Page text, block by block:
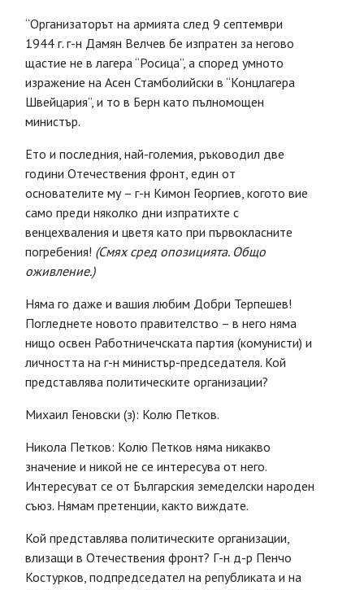
“Организаторът на армията след 9 септември
1944 г. г-н Дамян Велчев бе изпратен за негово
щастие не в лагера “Росица”, а според умното
изражение на Асен Стамболийски в “Концлагера
Швейцария”, и то в Берн като пълномощен
министър.
Ето и последния, най-големия, ръководил две
години Отечествения фронт, един от
основателите му – г-н Кимон Георгиев, когото вие
само преди няколко дни изпратихте с
венцехваления и цветя като при първокласните
погребения! (Смях сред опозицията. Общо
оживление.)
Няма го даже и вашия любим Добри Терпешев!
Погледнете новото правителство – в него няма
нищо освен Работничечската партия (комунисти) и
личността на г-н министър-председателя. Кой
представлява политическите организации?
Михаил Геновски (з): Колю Петков.
Никола Петков: Колю Петков няма никакво
значение и никой не се интересува от него.
Интересуват се от Българския земеделски народен
съюз. Нямам претенции, както виждате.
Кой представлява политическите организации,
влизащи в Отечествения фронт? Г-н д-р Пенчо
Костурков, подпредседател на републиката и на